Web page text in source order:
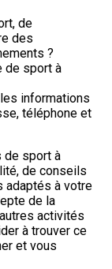
de
des
?
de sport à
informations
téléphone et
de sport à
de conseils
adaptés à votre
de la
activités
à trouver ce
et vous